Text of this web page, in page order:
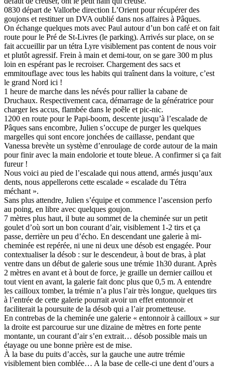
0830 départ de Vallorbe direction L’Orient pour récupérer des
goujons et restituer un DVA oublié dans nos affaires à Pâques.
On échange quelques mots avec Paul autour d’un bon café et on fait
route pour le Pré de St-Livres (le parking). Arrivés sur place, on se
fait accueillir par un tétra Lyre visiblement pas content de nous voir
et plutôt agressif. Frein à main et demi-tour, on se gare 300 m plus
loin en espérant pas le recroiser. Chargement des sacs et
emmitouflage avec tous les habits qui traînent dans la voiture, c’est
le grand Nord ici !
1 heure de marche dans les névés pour rallier la cabane de
Druchaux. Respectivement caca, démarrage de la génératrice pour
charger les accus, flambée dans le poêle et pic-nic.
1200 en route pour le Papi-boom, descente jusqu’à l’escalade de
Pâques sans encombre, Julien s’occupe de purger les quelques
margelles qui sont encore jonchées de caillasse, pendant que
Vanessa brevète un système d’enroulage de corde autour de la main
pour finir avec la main endolorie et toute bleue. A confirmer si ça fait
fureur !
Nous voici au pied de l’escalade qui nous attend, armés jusqu’aux
dents, nous appellerons cette escalade « escalade du Tétra
méchant ».
Sans plus attendre, Julien s’équipe et commence l’ascension perfo
au poing, en libre avec quelques goujon.
7 mètres plus haut, il bute au sommet de la cheminée sur un petit
goulet d’où sort un bon courant d’air, visiblement 1-2 tirs et ça
passe, derrière un peu d’écho. En descendant une galerie à mi-
cheminée est repérée, ni une ni deux une désob est engagée. Pour
contextualiser la désob : sur le descendeur, à bout de bras, à plat
ventre dans un début de galerie sous une trémie 1h30 durant. Après
2 mètres en avant et à bout de force, je graille un dernier caillou et
tout vient en avant, la galerie fait donc plus que 0,5 m. A entendre
les cailloux tomber, la trémie n’a plus l’air très longue, quelques tirs
à l’entrée de cette galerie pourrait avoir un effet entonnoir et
faciliterait la poursuite de la désob qui a l’air prometteuse.
En contrebas de la cheminée une galerie « entonnoir à cailloux » sur
la droite est parcourue sur une dizaine de mètres en forte pente
montante, un courant d’air s’en extrait… désob possible mais un
étayage ou une bonne prière est de mise.
À la base du puits d’accès, sur la gauche une autre trémie
visiblement bien comblée… A la base de celle-ci une dent d’ours a